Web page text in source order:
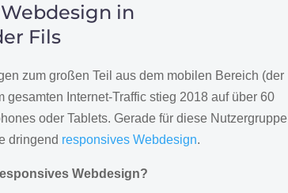
in
Fils
zum großen Teil aus dem mobilen Bereich (der
gesamten Internet-Traffic stieg 2018 auf über 60
oder Tablets. Gerade für diese Nutzergruppe
dringend responsives Webdesign.
Webdesign?